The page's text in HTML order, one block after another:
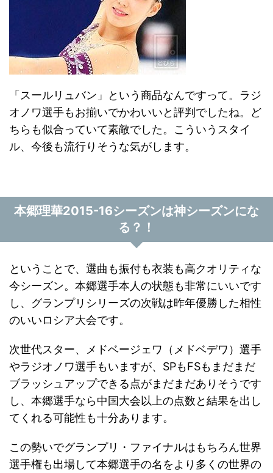
「スールリュバン」という商品なんですって。ラジ
オノワ選手もお揃いでかわいいと評判でしたね。ど
ちらも似合っていて素敵でした。こういうスタイ
ル、今後も流行りそうな気がします。
本郷理華2015-16シーズンは神シーズンにな
る？！
ということで、選曲も振付も衣装も高クオリティな
今シーズン。本郷選手本人の状態も非常にいいです
し、グランプリシリーズの次戦は昨年優勝した相性
のいいロシア大会です。
次世代スター、メドベージェワ（メドベデワ）選手
やラジオノワ選手もいますが、SPもFSもまだまだ
ブラッシュアップできる点がまだまだありそうです
し、本郷選手なら中国大会以上の点数と結果を出し
てくれる可能性も十分あります。
この勢いでグランプリ・ファイナルはもちろん世界
選手権も出場して本郷選手の名をより多くの世界の